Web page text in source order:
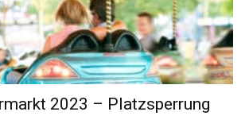
2023 – Platzsperrung